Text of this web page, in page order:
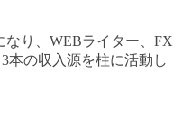
り、WEBライター、FX
本の収入源を柱に活動し